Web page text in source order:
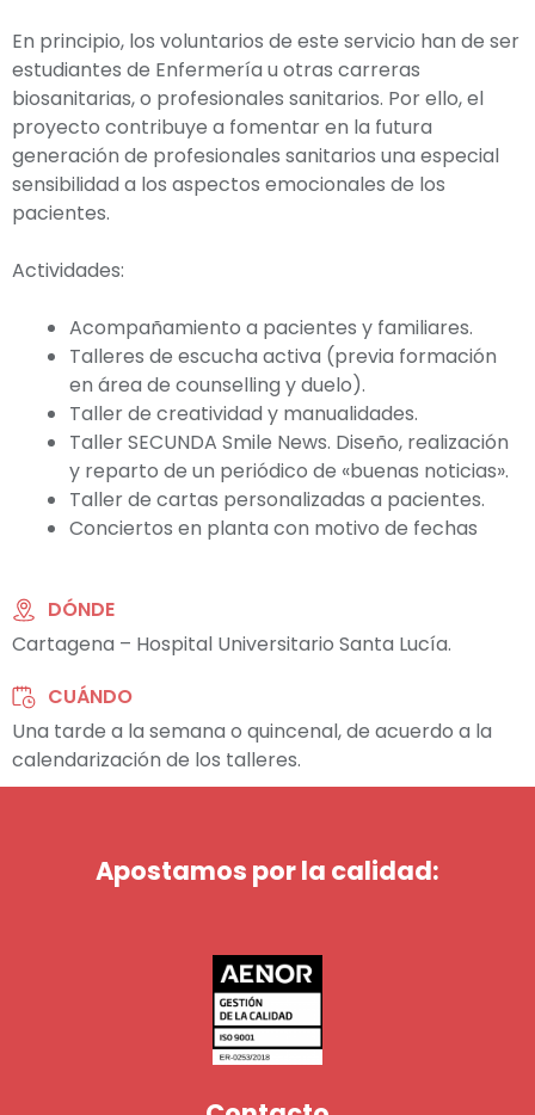
En principio, los voluntarios de este servicio han de ser
estudiantes de Enfermería u otras carreras
biosanitarias, o profesionales sanitarios. Por ello, el
proyecto contribuye a fomentar en la futura
generación de profesionales sanitarios una especial
sensibilidad a los aspectos emocionales de los
pacientes.
Actividades:
Acompañamiento a pacientes y familiares.
Talleres de escucha activa (previa formación
en área de counselling y duelo).
Taller de creatividad y manualidades.
Taller SECUNDA Smile News. Diseño, realización
y reparto de un periódico de «buenas noticias».
Taller de cartas personalizadas a pacientes.
Conciertos en planta con motivo de fechas
DÓNDE
Cartagena – Hospital Universitario Santa Lucía.
CUÁNDO
Una tarde a la semana o quincenal, de acuerdo a la
calendarización de los talleres.
Apostamos por la calidad: